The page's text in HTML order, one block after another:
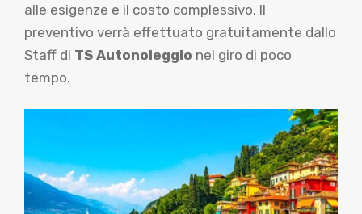
alle esigenze e il costo complessivo. Il
preventivo verrà effettuato gratuitamente dallo
Staff di TS Autonoleggio nel giro di poco
tempo.